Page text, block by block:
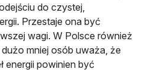
do czystej,
Przestaje ona być
wagi. W Polsce również
mniej osób uważa, że
energii powinien być